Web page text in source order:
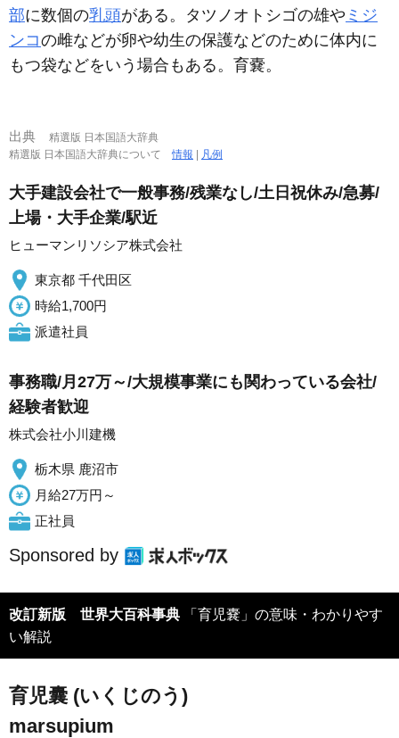
部に数個の乳頭がある。タツノオトシゴの雄や ミジ
ンコの雌などが卵や幼生の保護などのために体内に
もつ袋などをいう場合もある。育嚢。
出典
精選版 日本国語大辞典
精選版 日本国語大辞典について情報 凡例
大手建設会社で一般事務/残業なし/土日祝休み/急募/
上場・大手企業/駅近
ヒューマンリソシア株式会社
東京都 千代田区
時給1,700円
派遣社員
事務職/月27万～/大規模事業にも関わっている会社/
経験者歓迎
株式会社小川建機
栃木県 鹿沼市
月給27万円～
正社員
Sponsored by
改訂新版 世界大百科事典
い解説
育児囊 (いくじのう)
marsupium